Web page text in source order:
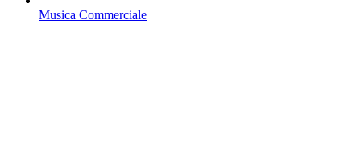
Musica Commerciale